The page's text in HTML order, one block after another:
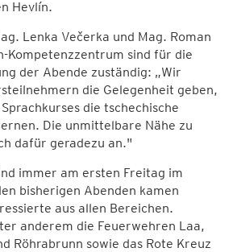
Hevlín.
Lenka Večerka und Mag. Roman
Kompetenzzentrum sind für die
der Abende zuständig: „Wir
die Gelegenheit geben,
die tschechische
Die unmittelbare Nähe zu
dafür geradezu an."
immer am ersten Freitag im
bisherigen Abenden kamen
aus allen Bereichen.
anderem die Feuerwehren Laa,
Röhrabrunn sowie das Rote Kreuz